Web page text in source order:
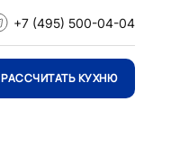
+7 (495) 500-04-04
РАССЧИТАТЬ КУХНЮ